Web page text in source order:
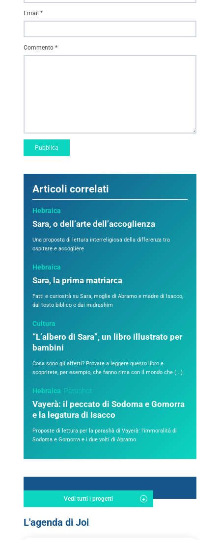
Articoli correlati
Hebraica
Sara, o dell’arte dell’accoglienza
Una proposta di lettura interreligiosa della differenza tra
ospitare e accogliere
Hebraica
Sara, la prima matriarca
Fatti e curiosità su Sara, moglie di Abramo e madre di Isacco,
dal testo biblico e dai midrashim
Cultura
“L’albero di Sara”, un libro illustrato per
bambini
Cosa sono gli affetti? Provate a leggere questo libro e
scoprirete, per esempio, che fanno rima con il mondo che (...)
Hebraica Parashot
Vayerà: il peccato di Sodoma e Gomorra
e la legatura di Isacco
Proposte di lettura per la parashà di Vayerà: l'immoralità di
Sodoma e Gomorra e i due volti di Abramo
Vedi tutti i progetti
L'agenda di Joi
Commento *
Email *